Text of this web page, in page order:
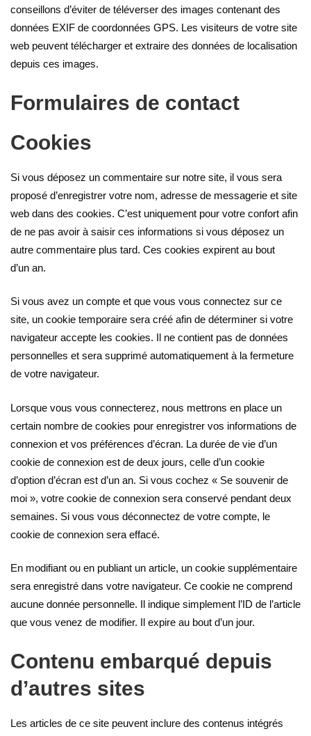
conseillons d’éviter de téléverser des images contenant des
données EXIF de coordonnées GPS. Les visiteurs de votre site
web peuvent télécharger et extraire des données de localisation
depuis ces images.
Formulaires de contact
Cookies
Si vous déposez un commentaire sur notre site, il vous sera
proposé d’enregistrer votre nom, adresse de messagerie et site
web dans des cookies. C’est uniquement pour votre confort afin
de ne pas avoir à saisir ces informations si vous déposez un
autre commentaire plus tard. Ces cookies expirent au bout
d’un an.
Si vous avez un compte et que vous vous connectez sur ce
site, un cookie temporaire sera créé afin de déterminer si votre
navigateur accepte les cookies. Il ne contient pas de données
personnelles et sera supprimé automatiquement à la fermeture
de votre navigateur.
Lorsque vous vous connecterez, nous mettrons en place un
certain nombre de cookies pour enregistrer vos informations de
connexion et vos préférences d’écran. La durée de vie d’un
cookie de connexion est de deux jours, celle d’un cookie
d’option d’écran est d’un an. Si vous cochez « Se souvenir de
moi », votre cookie de connexion sera conservé pendant deux
semaines. Si vous vous déconnectez de votre compte, le
cookie de connexion sera effacé.
En modifiant ou en publiant un article, un cookie supplémentaire
sera enregistré dans votre navigateur. Ce cookie ne comprend
aucune donnée personnelle. Il indique simplement l’ID de l’article
que vous venez de modifier. Il expire au bout d’un jour.
Contenu embarqué depuis
d’autres sites
Les articles de ce site peuvent inclure des contenus intégrés